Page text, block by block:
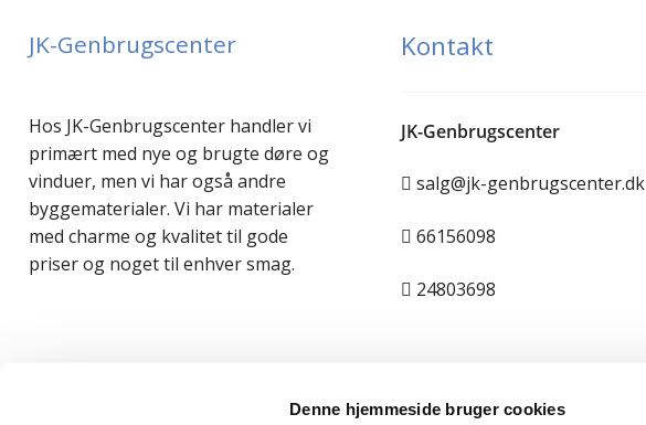
Denne hjemmeside bruger cookies
JK-Genbrugscenter
Hos JK-Genbrugscenter handler vi
primært med nye og brugte døre og
vinduer, men vi har også andre
byggematerialer. Vi har materialer
med charme og kvalitet til gode
priser og noget til enhver smag.
Kontakt
JK-Genbrugscenter
salg@jk-genbrugscenter.dk
66156098
24803698